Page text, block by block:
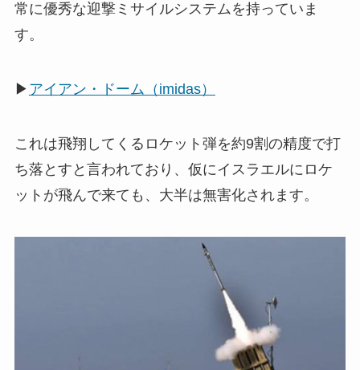
常に優秀な迎撃ミサイルシステムを持っていま
す。
▶ アイアン・ドーム（imidas）
これは飛翔してくるロケット弾を約9割の精度で打
ち落とすと言われており、仮にイスラエルにロケ
ットが飛んで来ても、大半は無害化されます。